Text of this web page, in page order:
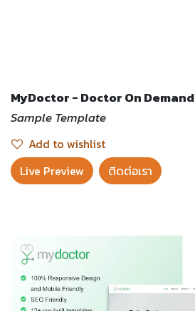
MyDoctor - Doctor On Demand
Sample Template
Add to wishlist
Live Preview​
ติดต่อเรา